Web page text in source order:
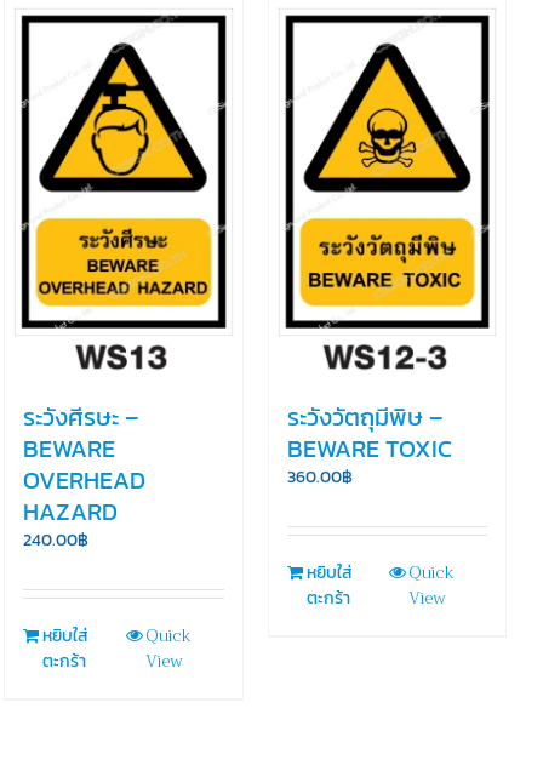
ระวังศีรษะ –
BEWARE
OVERHEAD
HAZARD
240.00฿
หยิบใส่
ตะกร้า
Quick
View
ระวังวัตถุมีพิษ –
BEWARE TOXIC
360.00฿
หยิบใส่
ตะกร้า
Quick
View